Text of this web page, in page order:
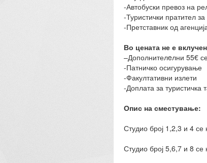
-Автобуски превоз на
-Туристички пратител
-Претставник од
Во цената не е
–Дополнителeлни 55€
-Патничко осигурување
-Факултативни излети
-Доплата за туристичка
Опис на сместување:
Студио број 1,2,3 и 4 се
Студио број 5,6,7 и 8 се